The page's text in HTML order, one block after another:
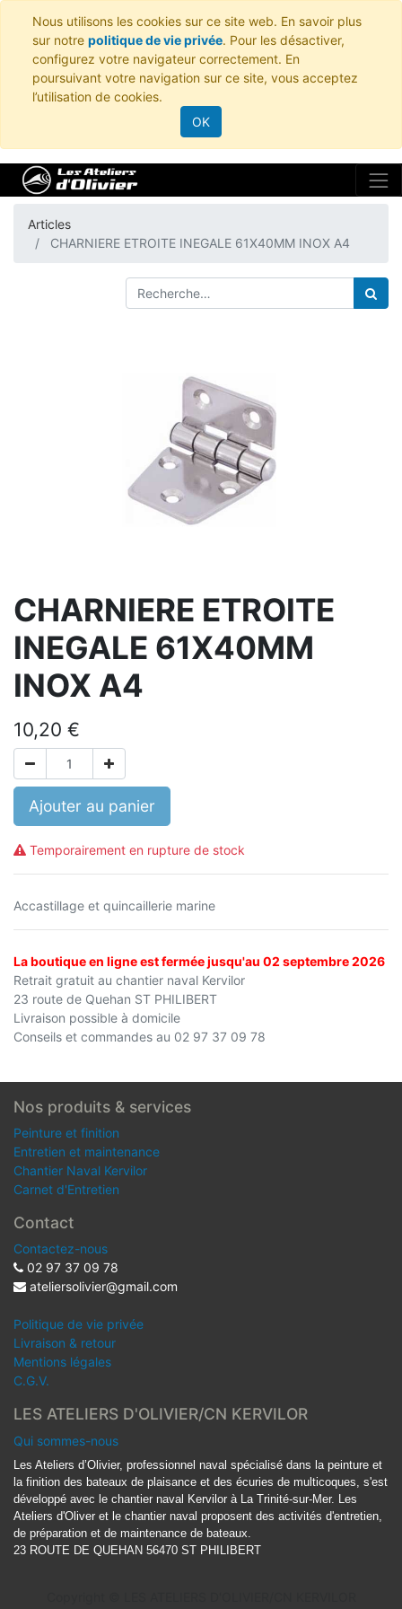
Nous utilisons les cookies sur ce site web. En savoir plus
sur notre politique de vie privée. Pour les désactiver,
configurez votre navigateur correctement. En
poursuivant votre navigation sur ce site, vous acceptez
l’utilisation de cookies.
OK
Articles
CHARNIERE ETROITE INEGALE 61X40MM INOX A4
CHARNIERE ETROITE
INEGALE 61X40MM
INOX A4
10,20 €
Ajouter au panier
Temporairement en rupture de stock
Accastillage et quincaillerie marine
La boutique en ligne est fermée jusqu'au 02 septembre 2026
Retrait gratuit au chantier naval Kervilor
23 route de Quehan ST PHILIBERT
Livraison possible à domicile
Conseils et commandes au 02 97 37 09 78
Nos produits & services
Peinture et finition
Entretien et maintenance
Chantier Naval Kervilor
Carnet d'Entretien
Contact
Contactez-nous
02 97 37 09 78
ateliersolivier@gmail.com
Politique de vie privée
Livraison & retour
Mentions légales
C.G.V.
LES ATELIERS D'OLIVIER/CN KERVILOR
Qui sommes-nous
Les Ateliers d’Olivier, professionnel naval spécialisé dans la peinture et
la finition des bateaux de plaisance et des écuries de multicoques, s'est
développé avec le chantier naval Kervilor à La Trinité-sur-Mer. Les
Ateliers d'Oliver et le chantier naval proposent des activités d'entretien,
de préparation et de maintenance de bateaux.
23 ROUTE DE QUEHAN 56470 ST PHILIBERT